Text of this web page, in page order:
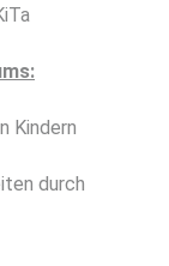
Kindern
durch